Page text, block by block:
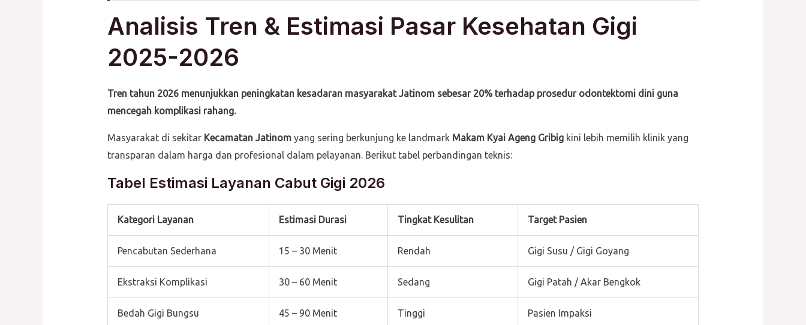
Analisis Tren & Estimasi Pasar Kesehatan Gigi
2025-2026
Tren tahun 2026 menunjukkan peningkatan kesadaran masyarakat Jatinom sebesar 20% terhadap prosedur odontektomi dini guna
mencegah komplikasi rahang.
Masyarakat di sekitar Kecamatan Jatinomyang sering berkunjung ke landmark Makam Kyai Ageng Gribigkini lebih memilih klinik yang
transparan dalam harga dan profesional dalam pelayanan. Berikut tabel perbandingan teknis:
Tabel Estimasi Layanan Cabut Gigi 2026
Kategori Layanan Estimasi Durasi Tingkat Kesulitan Target Pasien
Pencabutan Sederhana 15 – 30 Menit Rendah Gigi Susu / Gigi Goyang
Ekstraksi Komplikasi 30 – 60 Menit Sedang Gigi Patah / Akar Bengkok
Bedah Gigi Bungsu 45 – 90 Menit Tinggi Pasien Impaksi